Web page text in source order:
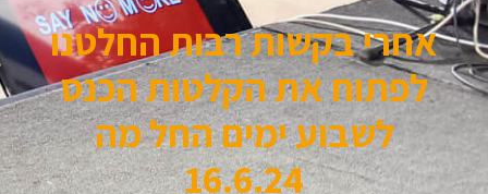
אחרי בקשות רבות החלטנו
לפתוח את הקלטות הכנס
לשבוע ימים החל מה
16.6.24